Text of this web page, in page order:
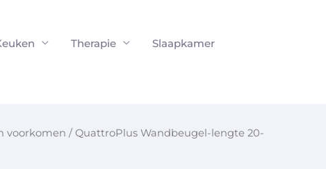
Therapie
Slaapkamer
voorkomen / QuattroPlus Wandbeugel-lengte 20-